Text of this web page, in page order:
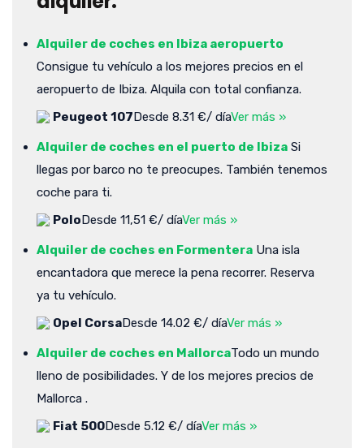
Alquiler de coches en Ibiza aeropuerto
Consigue tu vehículo a los mejores precios en el
aeropuerto de Ibiza. Alquila con total confianza.
Peugeot 107 Desde 8.31 €/ díaVer más »
Alquiler de coches en el puerto de Ibiza Si
llegas por barco no te preocupes. También tenemos
coche para ti.
Polo Desde 11,51 €/ díaVer más »
Alquiler de coches en Formentera Una isla
encantadora que merece la pena recorrer. Reserva
ya tu vehículo.
Opel CorsaDesde 14.02 €/ díaVer más »
Alquiler de coches en MallorcaTodo un mundo
lleno de posibilidades. Y de los mejores precios de
Mallorca .
Fiat 500Desde 5.12 €/ díaVer más »